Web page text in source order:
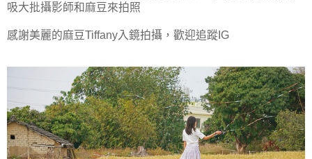
吸大批攝影師和麻豆來拍照
感謝美麗的麻豆Tiffany入鏡拍攝，歡迎追蹤IG